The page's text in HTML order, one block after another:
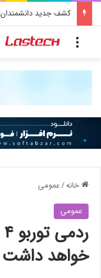
خانه/عمومی
عمومی
خواهد داشت